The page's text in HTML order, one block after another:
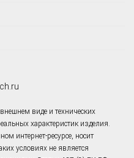
виде и технических
характеристик изделия.
интернет-ресурсе, носит
условиях не является